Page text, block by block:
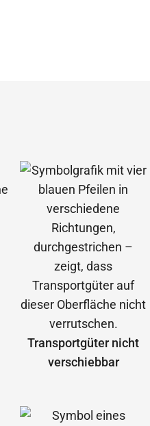
Transportgüter nicht
verschiebbar